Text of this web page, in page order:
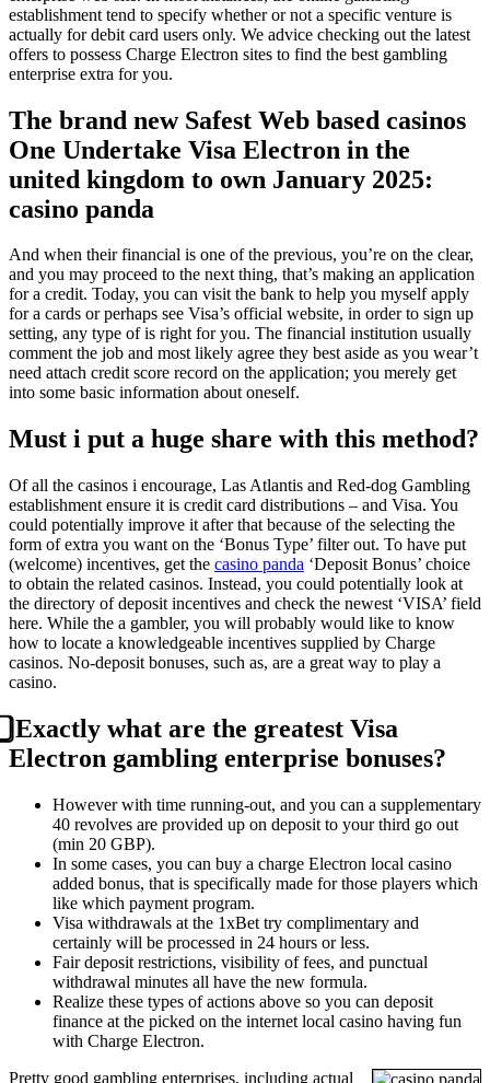
establishment tend to specify whether or not a specific venture is
actually for debit card users only. We advice checking out the latest
offers to possess Charge Electron sites to find the best gambling
enterprise extra for you.
The brand new Safest Web based casinos
One Undertake Visa Electron in the
united kingdom to own January 2025:
casino panda
And when their financial is one of the previous, you’re on the clear,
and you may proceed to the next thing, that’s making an application
for a credit. Today, you can visit the bank to help you myself apply
for a cards or perhaps see Visa’s official website, in order to sign up
setting, any type of is right for you. The financial institution usually
comment the job and most likely agree they best aside as you wear’t
need attach credit score record on the application; you merely get
into some basic information about oneself.
Must i put a huge share with this method?
Of all the casinos i encourage, Las Atlantis and Red-dog Gambling
establishment ensure it is credit card distributions – and Visa. You
could potentially improve it after that because of the selecting the
form of extra you want on the ‘Bonus Type’ filter out. To have put
(welcome) incentives, get the casino panda ‘Deposit Bonus’ choice
to obtain the related casinos. Instead, you could potentially look at
the directory of deposit incentives and check the newest ‘VISA’ field
here. While the a gambler, you will probably would like to know
how to locate a knowledgeable incentives supplied by Charge
casinos. No-deposit bonuses, such as, are a great way to play a
casino.
⃣ Exactly what are the greatest Visa
Electron gambling enterprise bonuses?
However with time running-out, and you can a supplementary
40 revolves are provided up on deposit to your third go out
(min 20 GBP).
In some cases, you can buy a charge Electron local casino
added bonus, that is specifically made for those players which
like which payment program.
Visa withdrawals at the 1xBet try complimentary and
certainly will be processed in 24 hours or less.
Fair deposit restrictions, visibility of fees, and punctual
withdrawal minutes all have the new formula.
Realize these types of actions above so you can deposit
finance at the picked on the internet local casino having fun
with Charge Electron.
Pretty good gambling enterprises, including actual